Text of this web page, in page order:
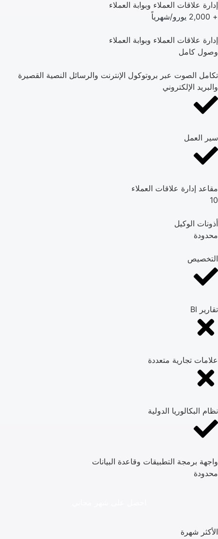
إدارة علاقات العملاء وبوابة العملاء
+ 2,000
يورو/شهرياً
إدارة علاقات العملاء وبوابة العملاء
وصول كامل
تكامل الصوت عبر بروتوكول الإنترنت والرسائل النصية القصيرة
والبريد الإلكتروني
سير العمل
مقاعد إدارة علاقات العملاء
10
أذونات الوكيل
محدودة
التخصيص
تقارير BI
علامات تجارية متعددة
نظام البكالوريا الدولية
واجهة برمجة التطبيقات وقاعدة البيانات
محدودة
الأكثر شهرة